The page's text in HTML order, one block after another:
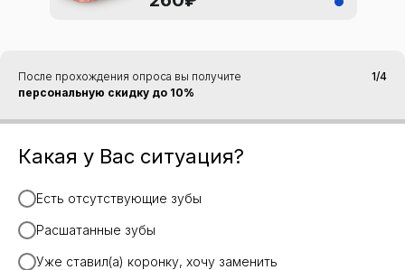
После прохождения опроса вы получите
персональную скидку до 10%
1/4
Какая у Вас ситуация?
Есть отсутствующие зубы
Расшатанные зубы
Уже ставил(а) коронку, хочу заменить